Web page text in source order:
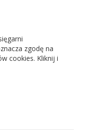
zgodę na
cookies. Kliknij i